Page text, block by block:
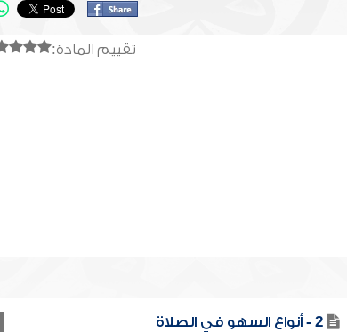
تقييم المادة:
2 - أنواع السهو في الصلاة